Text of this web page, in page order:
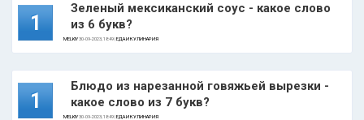
1
Зеленый мексиканский соус - какое слово
из 6 букв?
MELKIY30-09-2023, 18:49 |ЕДА И КУЛИНАРИЯ
1
Блюдо из нарезанной говяжьей вырезки -
какое слово из 7 букв?
MELKIY30-09-2023, 18:49 |ЕДА И КУЛИНАРИЯ